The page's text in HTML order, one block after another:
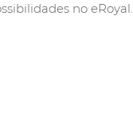
no eRoyal.